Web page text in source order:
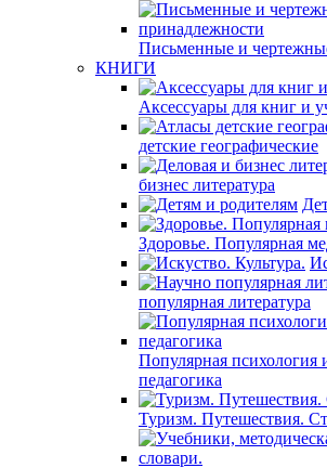
Письменные и
КНИГИ
Аксессуары для книг и
детские географические
бизнес литература
Здоровье. Популярная
популярная литература
Популярная психология
педагогика
Туризм. Путешествия.